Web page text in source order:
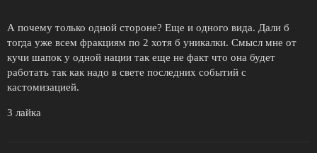
А почему только одной стороне? Еще и одного вида. Дали б
тогда уже всем фракциям по 2 хотя б уникалки. Смысл мне от
кучи шапок у одной нации так еще не факт что она будет
работать так как надо в свете последних событий с
кастомизацией.
3 лайка